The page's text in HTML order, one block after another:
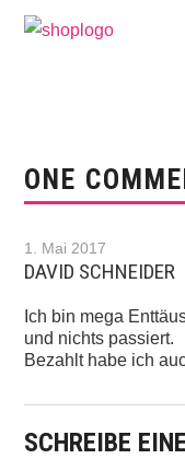
ONE
1. Mai 2017
DAVID SCHNEIDER
Ich bin mega
und nichts passiert.
Bezahlt habe ich
SCHREIBE